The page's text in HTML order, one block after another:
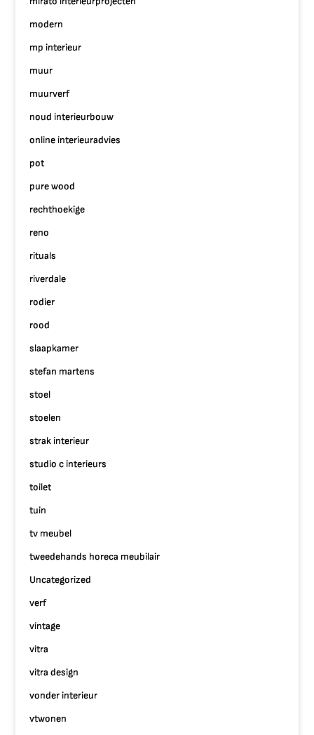
modern
mp interieur
muur
muurverf
noud interieurbouw
online interieuradvies
pot
pure wood
rechthoekige
reno
rituals
riverdale
rodier
rood
slaapkamer
stefan martens
stoel
stoelen
strak interieur
studio c interieurs
toilet
tuin
tv meubel
tweedehands horeca meubilair
Uncategorized
verf
vintage
vitra
vitra design
vonder interieur
vtwonen